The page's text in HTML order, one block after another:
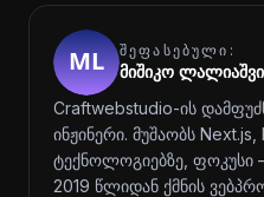
ᲨᲔᲤᲐᲡᲔᲑᲣᲚᲘ:
მიშიკო
Craftwebstudio-ის
ინჟინერი. მუშაობს
ტექნოლოგიებზე, ფოკუსი
2019 წლიდან ქმნის